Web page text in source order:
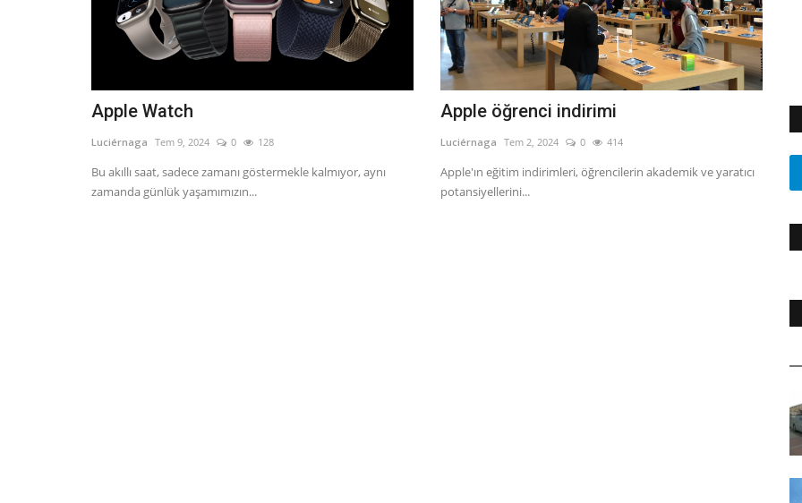
Apple Watch
Luciérnaga Tem 9, 2024 0 128
Bu akıllı saat, sadece zamanı göstermekle kalmıyor, aynı
zamanda günlük yaşamımızın...
Apple öğrenci indirimi
Luciérnaga Tem 2, 2024 0 414
Apple'ın eğitim indirimleri, öğrencilerin akademik ve yaratıcı
potansiyellerini...